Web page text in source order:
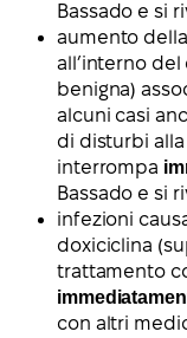
Bassado e si
aumento
all’interno
benigna)
alcuni casi
di disturbi
interrompa
Bassado e si
infezioni
doxiciclina
trattamento
con altri